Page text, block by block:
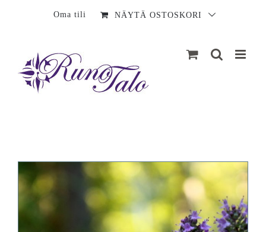
Oma tili NÄYTÄ OSTOSKORI